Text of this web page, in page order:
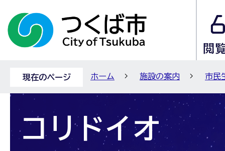
現在のページ ホーム 施設の案内 市民
コリドイオ